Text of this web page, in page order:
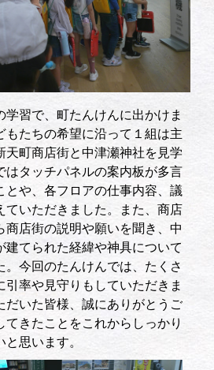
習で、町たんけんに出かけま
もたちの希望に沿って１組は主
天町商店街と中津瀬神社を見学
はタッチパネルの案内板が多言
とや、各フロアの仕事内容、議
ていただきました。また、商店
商店街の説明や願いを聞き、中
建てられた経緯や神具について
。今回のたんけんでは、たくさ
引率や見守りもしていただきま
だいた皆様、誠にありがとうご
てきたことをこれからしっかり
思います。